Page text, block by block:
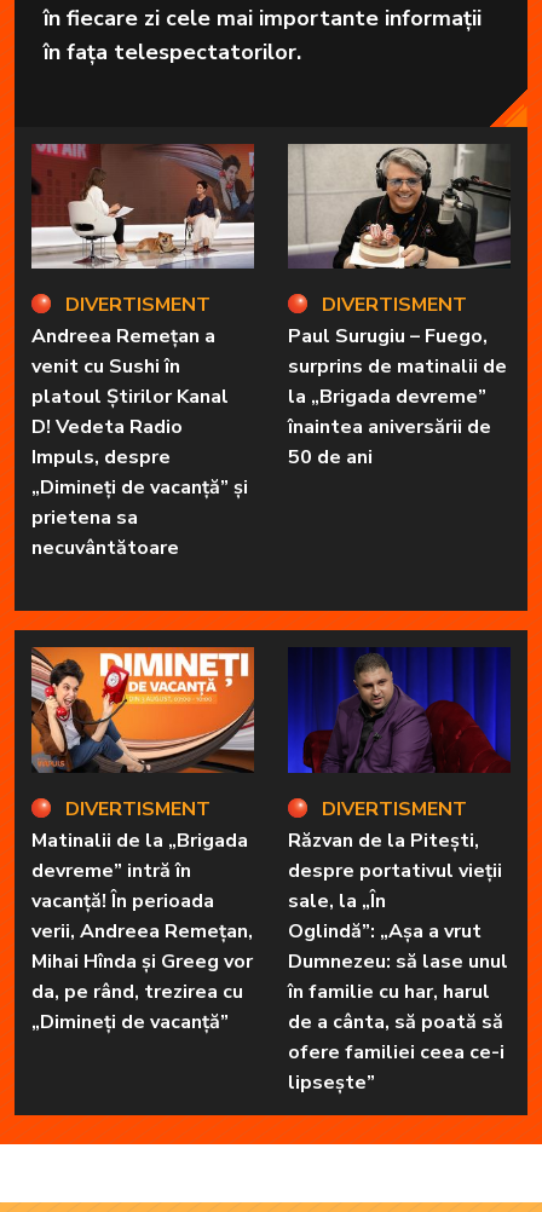
în fiecare zi cele mai importante informații
în fața telespectatorilor.
DIVERTISMENT
Andreea Remețan a
venit cu Sushi în
platoul Știrilor Kanal
D! Vedeta Radio
Impuls, despre
„Dimineți de vacanță” și
prietena sa
necuvântătoare
DIVERTISMENT
Matinalii de la „Brigada
devreme” intră în
vacanță! În perioada
verii, Andreea Remețan,
Mihai Hînda și Greeg vor
da, pe rând, trezirea cu
„Dimineți de vacanță”
DIVERTISMENT
Paul Surugiu – Fuego,
surprins de matinalii de
la „Brigada devreme”
înaintea aniversării de
50 de ani
DIVERTISMENT
Răzvan de la Pitești,
despre portativul vieții
sale, la „În
Oglindă”: „Așa a vrut
Dumnezeu: să lase unul
în familie cu har, harul
de a cânta, să poată să
ofere familiei ceea ce-i
lipsește”